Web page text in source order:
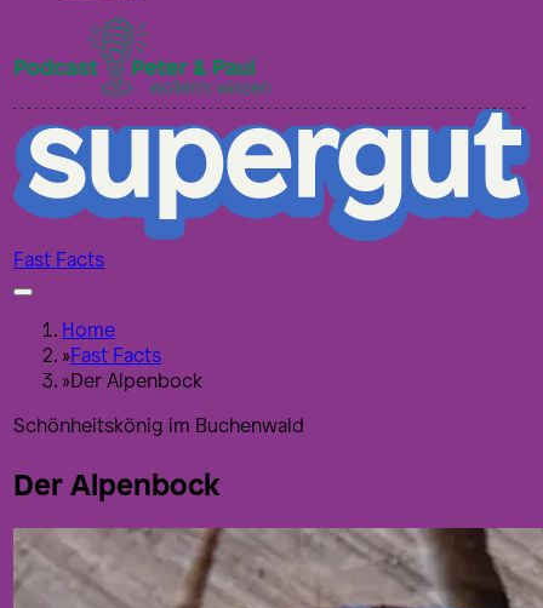
Fast Facts
Home
»Fast Facts
»Der Alpenbock
Schönheitskönig im Buchenwald
Der Alpenbock